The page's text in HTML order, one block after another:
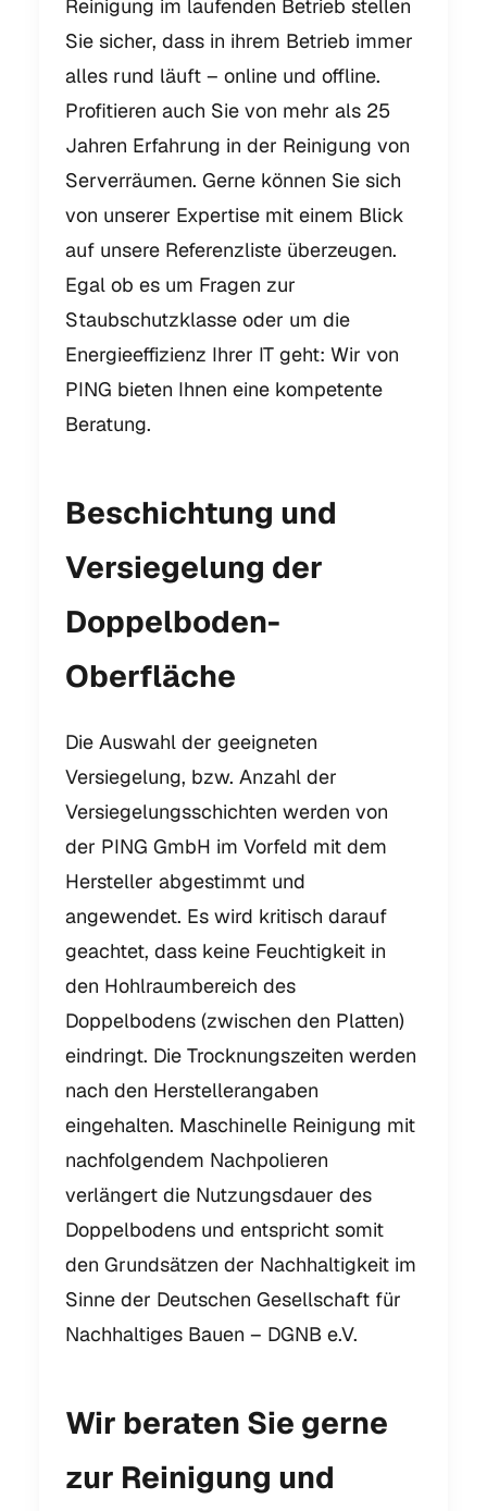
Reinigung im laufenden Betrieb stellen
Sie sicher, dass in ihrem Betrieb immer
alles rund läuft – online und offline.
Profitieren auch Sie von mehr als 25
Jahren Erfahrung in der Reinigung von
Serverräumen. Gerne können Sie sich
von unserer Expertise mit einem Blick
auf unsere Referenzliste überzeugen.
Egal ob es um Fragen zur
Staubschutzklasse oder um die
Energieeffizienz Ihrer IT geht: Wir von
PING bieten Ihnen eine kompetente
Beratung.
Beschichtung und
Versiegelung der
Doppelboden-
Oberfläche
Die Auswahl der geeigneten
Versiegelung, bzw. Anzahl der
Versiegelungsschichten werden von
der PING GmbH im Vorfeld mit dem
Hersteller abgestimmt und
angewendet. Es wird kritisch darauf
geachtet, dass keine Feuchtigkeit in
den Hohlraumbereich des
Doppelbodens (zwischen den Platten)
eindringt. Die Trocknungszeiten werden
nach den Herstellerangaben
eingehalten. Maschinelle Reinigung mit
nachfolgendem Nachpolieren
verlängert die Nutzungsdauer des
Doppelbodens und entspricht somit
den Grundsätzen der Nachhaltigkeit im
Sinne der Deutschen Gesellschaft für
Nachhaltiges Bauen – DGNB e.V.
Wir beraten Sie gerne
zur Reinigung und